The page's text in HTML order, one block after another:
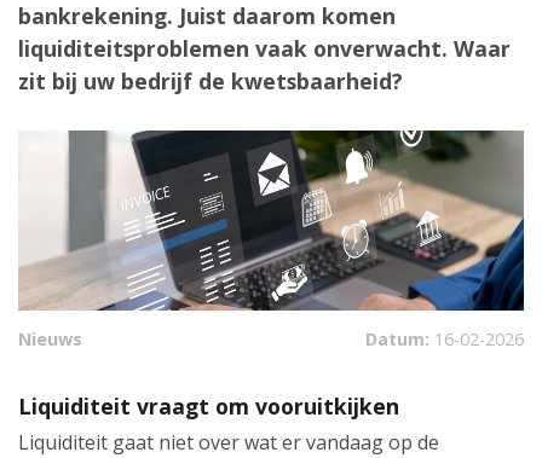
bankrekening. Juist daarom komen
liquiditeitsproblemen vaak onverwacht. Waar
zit bij uw bedrijf de kwetsbaarheid?
Nieuws Datum: 16-02-2026
Liquiditeit vraagt om vooruitkijken
Liquiditeit gaat niet over wat er vandaag op de